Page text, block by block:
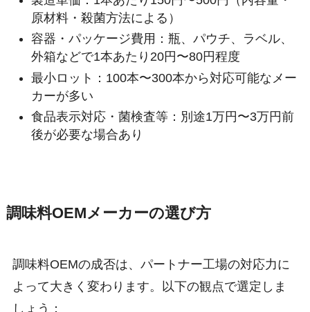
原材料・殺菌方法による）
容器・パッケージ費用：瓶、パウチ、ラベル、
外箱などで1本あたり20円〜80円程度
最小ロット：100本〜300本から対応可能なメー
カーが多い
食品表示対応・菌検査等：別途1万円〜3万円前
後が必要な場合あり
調味料OEMメーカーの選び方
調味料OEMの成否は、パートナー工場の対応力に
よって大きく変わります。以下の観点で選定しま
しょう：